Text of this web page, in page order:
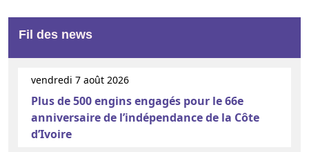
Fil des news
vendredi 7 août 2026
Plus de 500 engins engagés pour le 66e
anniversaire de l’indépendance de la Côte
d’Ivoire